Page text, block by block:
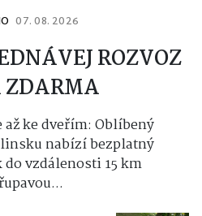
07. 08. 2026
ROZVOZ
ZDARMA
ke dveřím: Oblíbený
nabízí bezplatný
vzdálenosti 15 km